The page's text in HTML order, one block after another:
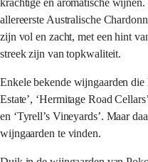
krachtige en aromatische
allereerste Australische
zijn vol en zacht, met een hint
streek zijn van topkwaliteit.
Enkele bekende wijngaarden
Estate’, ‘Hermitage Road
en ‘Tyrell’s Vineyards’. Maar
wijngaarden te vinden.